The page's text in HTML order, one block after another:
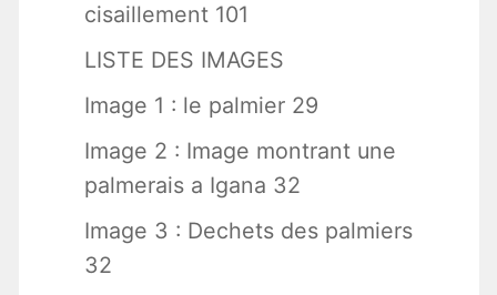
cisaillement 101
LISTE DES IMAGES
Image 1 : le palmier 29
Image 2 : Image montrant une
palmerais a Igana 32
Image 3 : Dechets des palmiers
32